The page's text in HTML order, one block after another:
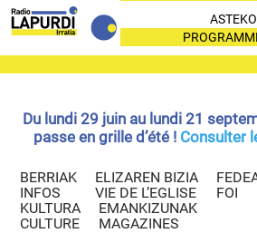
Du lundi 29 juin au lundi 21
passe en grille d’été ! Consulter
BERRIAK
INFOS
ELIZAREN BIZIA
VIE DE L’EGLISE
FOI
KULTURA
CULTURE
EMANKIZUNAK
MAGAZINES